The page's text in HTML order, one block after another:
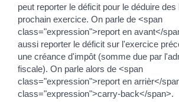
peut reporter le déficit pour le déduire
prochain exercice. On parle de <span
class="expression">report en avant</
aussi reporter le déficit sur l'exercice
une créance d'impôt (somme due par
fiscale). On parle alors de <span
class="expression">report en arrièr</
class="expression">carry-back</span>.